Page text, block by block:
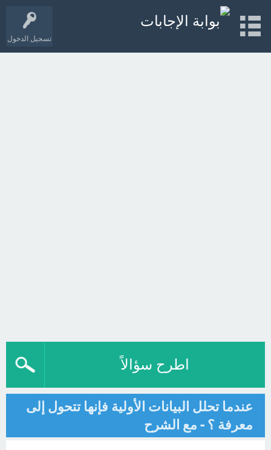
تسجيل الدخول
اطرح سؤالاً
عندما تحلل البيانات الأولية فإنها تتحول إلى
معرفة ؟ - مع الشرح